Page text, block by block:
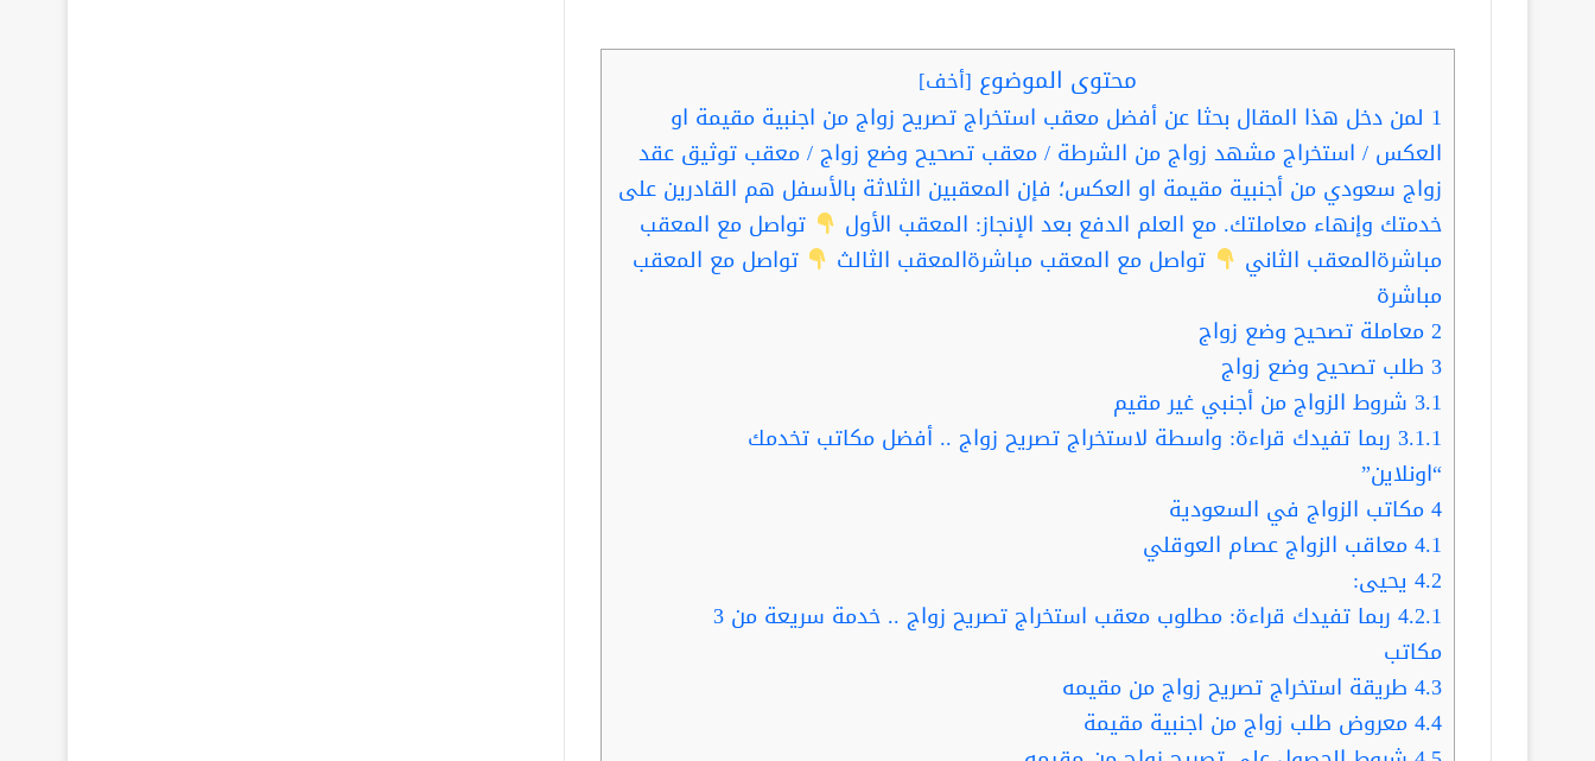
محتوى الموضوع [أخف]
1 لمن دخل هذا المقال بحثا عن أفضل معقب استخراج تصريح زواج من اجنبية مقيمة او
العكس / استخراج مشهد زواج من الشرطة / معقب تصحيح وضع زواج / معقب توثيق عقد
زواج سعودي من أجنبية مقيمة او العكس؛ فإن المعقبين الثلاثة بالأسفل هم القادرين على
خدمتك وإنهاء معاملتك. مع العلم الدفع بعد الإنجاز: المعقب الأول
تواصل مع المعقب
مباشرةالمعقب الثاني
تواصل مع المعقب مباشرةالمعقب الثالث
تواصل مع المعقب
مباشرة
2معاملة تصحيح وضع زواج
3 طلب تصحيح وضع زواج
3.1 شروط الزواج من أجنبي غير مقيم
3.1.1 ربما تفيدك قراءة: واسطة لاستخراج تصريح زواج .. أفضل مكاتب تخدمك
“اونلاين”
4مكاتب الزواج في السعودية
4.1معاقب الزواج عصام العوقلي
4.2 يحيى:
4.2.1
ربما تفيدك قراءة: مطلوب معقب استخراج تصريح زواج .. خدمة سريعة من 3
مكاتب
4.3 طريقة استخراج تصريح زواج من مقيمه
4.4معروض طلب زواج من اجنبية مقيمة